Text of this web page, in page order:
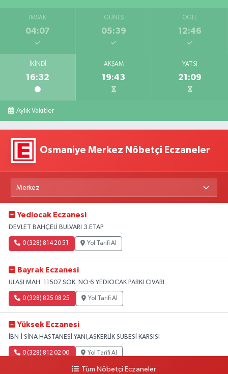
İMSAK
04:07
GÜNEŞ
05:39
ÖĞLE
12:46
İKINDI
16:32
AKŞAM
19:43
YATSI
21:09
Aylık Vakitler
Osmaniye Merkez Nöbetçi Eczaneler
Yediocak Eczanesi
DEVLET BAHÇELİ BULVARI 3.ETAP
0 (328) 814 20 51 Yol Tarifi Al
Bayrak Eczanesi
ULAŞI MAH. 11507 SOK. NO:6 YEDİOCAK PARKI CİVARI
0 (328) 825 08 25 Yol Tarifi Al
Yüksek Eczanesi
İBN-İ SİNA HASTANESİ YANI,ASKERLİK ŞUBESİ KARŞISI
0 (328) 812 02 00 Yol Tarifi Al
Tüm Nöbetçi Eczaneler